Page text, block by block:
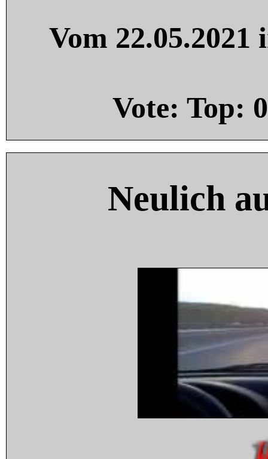
Vom
Vote: Top: 0
Neulich